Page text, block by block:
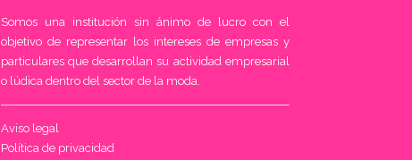
Somos una institución sin ánimo de lucro con el
objetivo de representar los intereses de empresas y
particulares que desarrollan su actividad empresarial
o lúdica dentro del sector de la moda.
Aviso legal
Política de privacidad